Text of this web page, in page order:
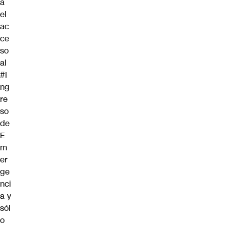
el
ac
ce
so
al
#I
ng
re
so
de
E
m
er
ge
nci
a y
sól
o